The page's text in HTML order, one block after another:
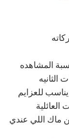
المشاهده
الثانيه
للعزايم
العائلية
ماك اللي عندي